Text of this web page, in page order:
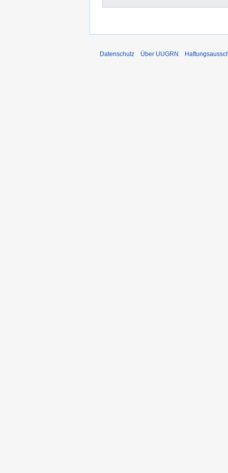
Datenschutz Über UUGRN